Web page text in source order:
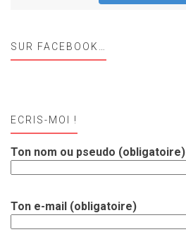
SUR FACEBOOK…
ECRIS-MOI !
Ton nom ou pseudo (obligatoire)
Ton e-mail (obligatoire)